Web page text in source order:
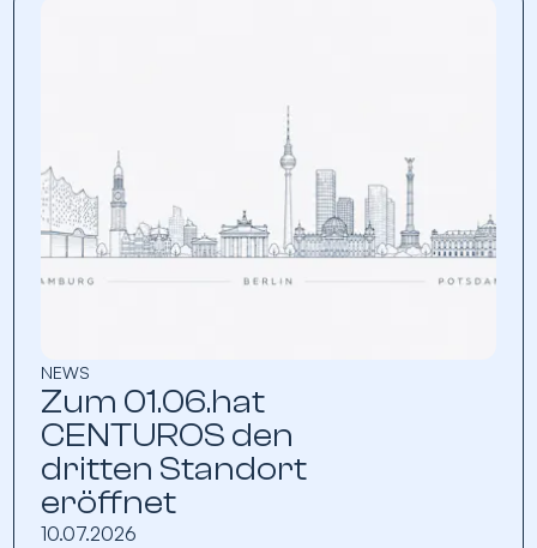
NEWS
Zum 01.06.hat
CENTUROS den
dritten Standort
eröffnet
10.07.2026